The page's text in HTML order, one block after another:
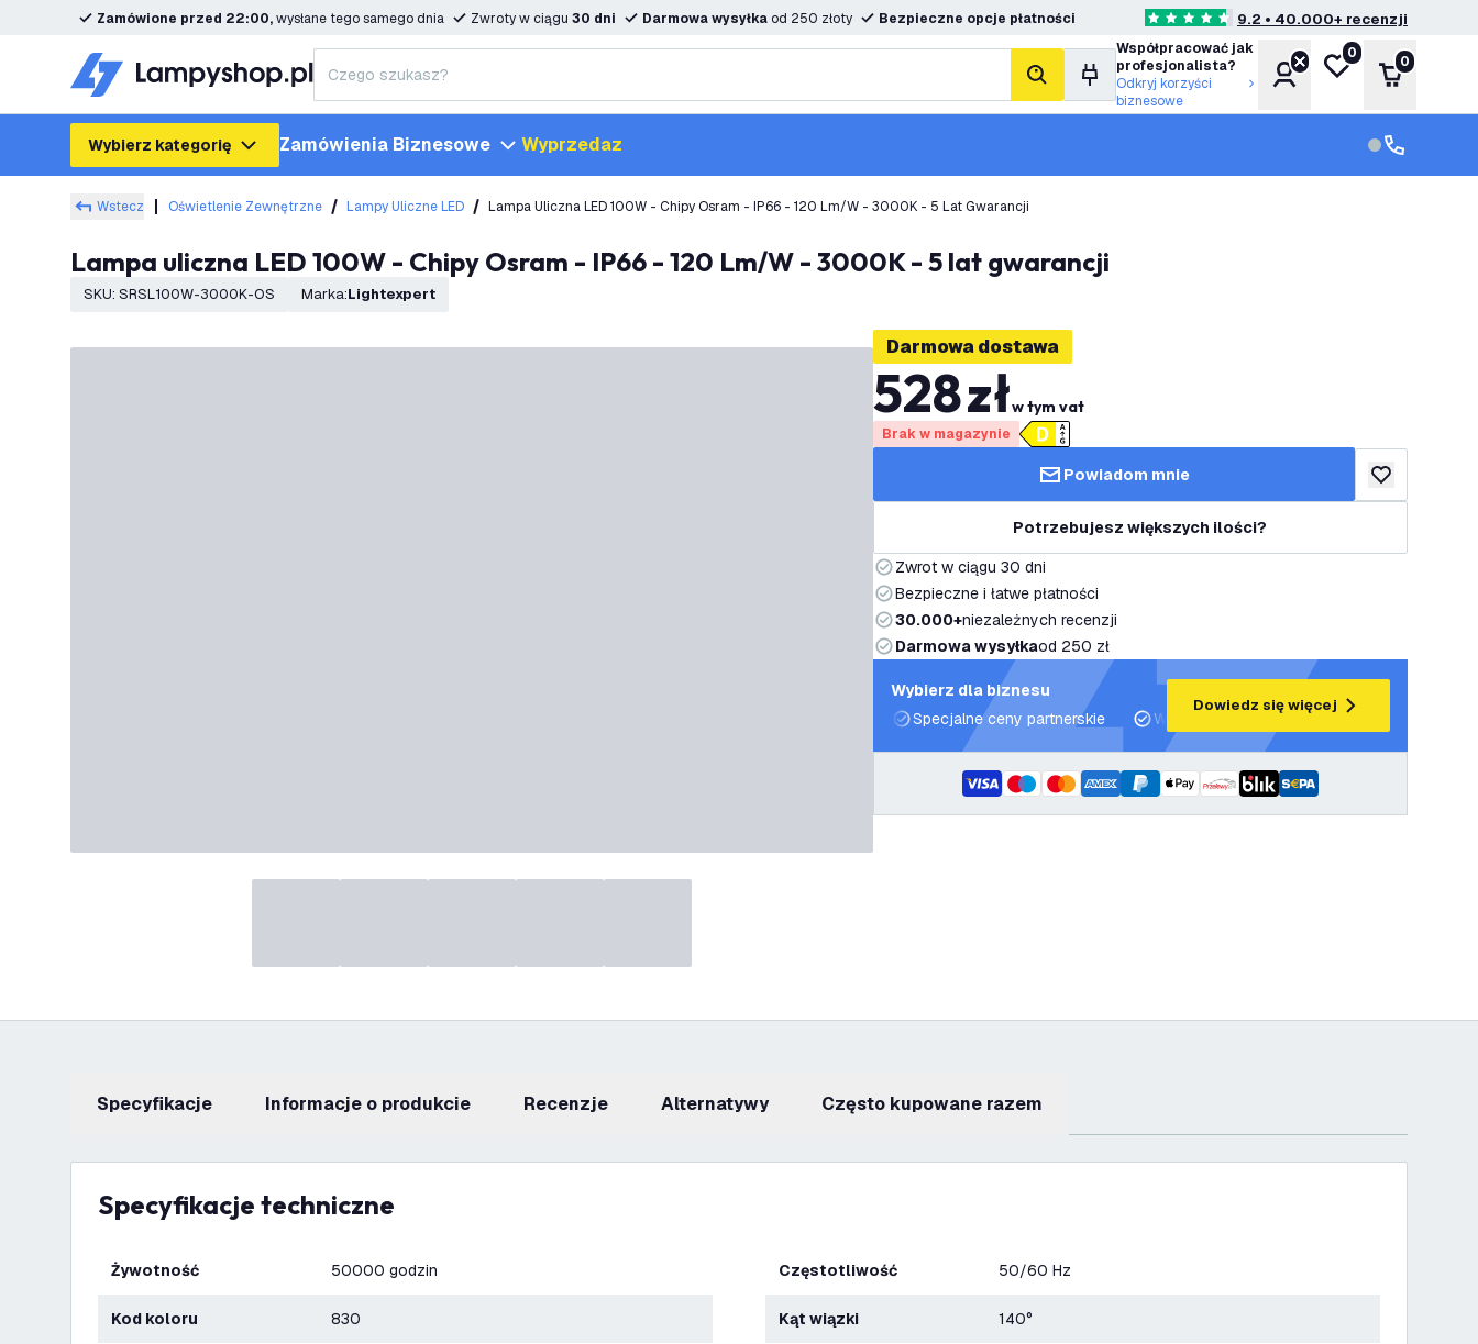
Zamówione przed 22:00,wysłane tego samego dnia Zwroty w ciągu 30 dni Darmowa wysyłka od 250 złoty Bezpieczne opcje płatności 4.6 Gwiazdki oceny9.2 • 40.000+ recenzji
Szukaj
Współpracować jak
profesjonalista?
Odkryj korzyści
biznesowe
KontoMoja lista życzeń
0
Koszyk
0
Wybierz kategorię Zamówienia Biznesowe Wyprzedaz Obsługa
Obsługa
Wstecz Oświetlenie Zewnętrzne Lampy Uliczne LED Lampa Uliczna LED 100W - Chipy Osram - IP66 - 120 Lm/W - 3000K - 5 Lat Gwarancji
Lampa uliczna LED 100W - Chipy Osram - IP66 - 120 Lm/W - 3000K - 5 lat gwarancji
SKU: SRSL100W-3000K-OS Marka: Lightexpert
Darmowa dostawa
528złw tym vat
Brak w magazynie
Powiadom mnie dodaj do listy
Potrzebujesz większych ilości?
Zwrot w ciągu 30 dni
Bezpieczne i łatwe płatności
30.000+niezależnych recenzji
Darmowa wysyłkaod 250 zł
Wybierz dla biznesu
Specjalne ceny partnerskie
Wsparcie projektowe i plany oświetleniowe
Dowiedz się więcej
Specyfikacje informacje o produkcie recenzje Alternatywy Często kupowane razem
Specyfikacje techniczne
Żywotność 50000 godzin
Kod koloru 830
Częstotliwość 50/60 Hz
Kąt wiązki 140°